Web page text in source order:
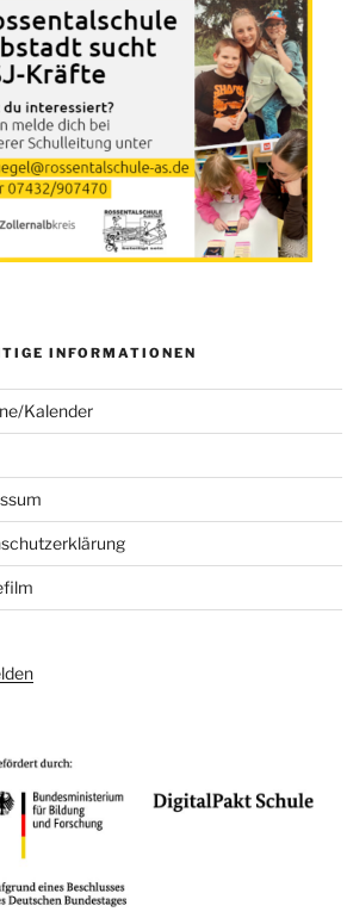
INFORMATIONEN
Kalender